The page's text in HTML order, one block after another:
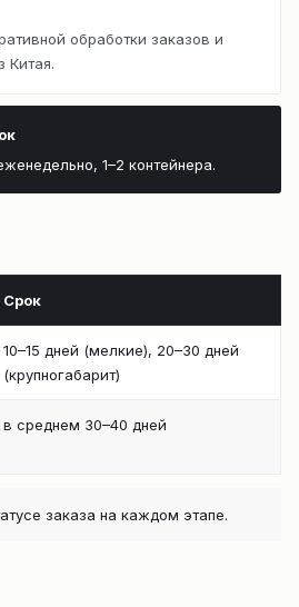
обработки заказов и
Китая.
1–2 контейнера.
Срок
10–15 дней (мелкие), 20–30 дней
(крупногабарит)
в среднем 30–40 дней
заказа на каждом этапе.